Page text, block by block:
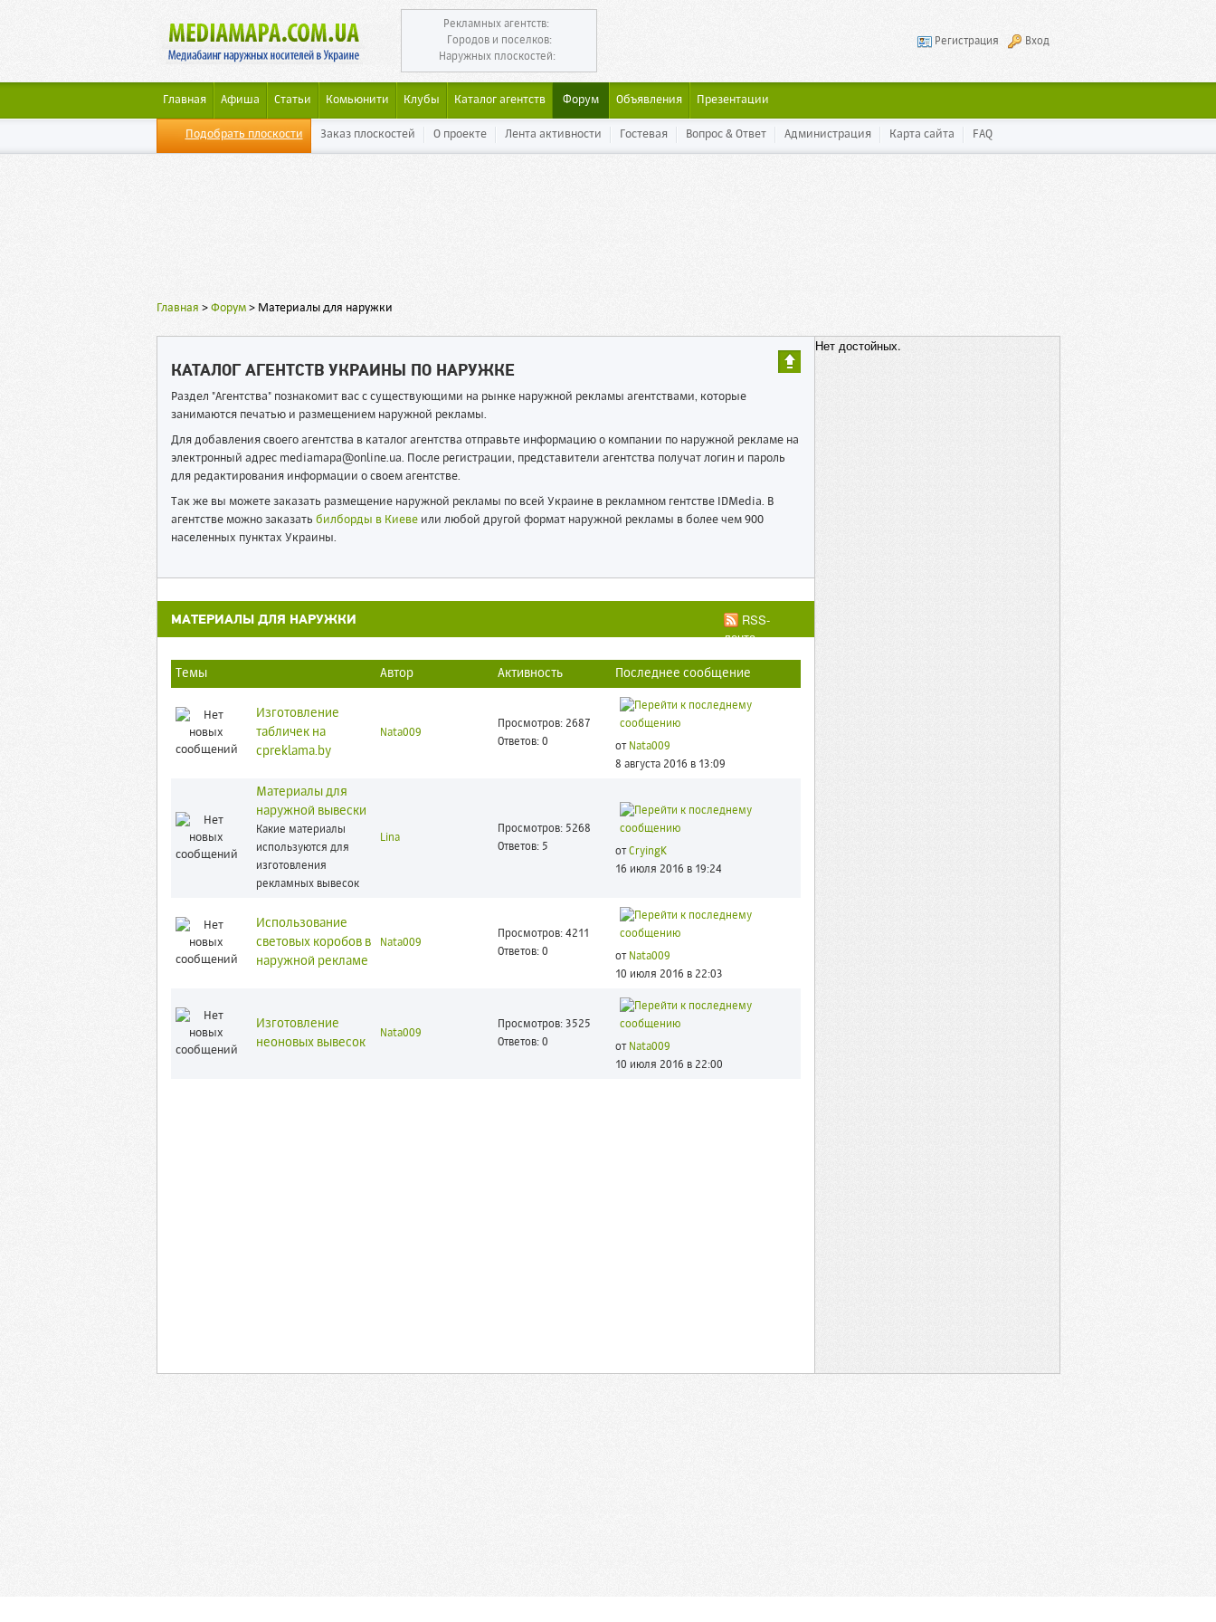
Рекламных агентств:
Городов и поселков:
Наружных плоскостей:
Регистрация Вход
Главная Афиша Статьи Комьюнити Клубы Каталог агентств Форум Объявления Презентации
Подобрать плоскости Заказ плоскостей О проекте Лента активности Гостевая Вопрос & Ответ Администрация Карта сайта FAQ
Главная > Форум> Материалы для наружки
КАТАЛОГ АГЕНТСТВ УКРАИНЫ ПО НАРУЖКЕ
Раздел "Агентства" познакомит вас с существующими на рынке наружной рекламы агентствами, которые
занимаются печатью и размещением наружной рекламы.
Для добавления своего агентства в каталог агентства отправьте информацию о компании по наружной рекламе на
электронный адрес mediamapa@online.ua. После регистрации, представители агентства получат логин и пароль
для редактирования информации о своем агентстве.
Так же вы можете заказать размещение наружной рекламы по всей Украине в рекламном гентстве IDMedia. В
агентстве можно заказать билборды в Киевеили любой другой формат наружной рекламы в более чем 900
населенных пунктах Украины.
МАТЕРИАЛЫ ДЛЯ НАРУЖКИ
RSS-
лента
Темы Автор Активность Последнее сообщение
Изготовление
табличек на
cpreklama.by
Nata009
Просмотров: 2687
Ответов: 0
от Nata009
8 августа 2016 в 13:09
Материалы для
наружной вывески
Какие материалы
используются для
изготовления
рекламных вывесок
Lina
Просмотров: 5268
Ответов: 5
отCryingK
16 июля 2016 в 19:24
Использование
световых коробов в
наружной рекламе
Nata009
Просмотров: 4211
Ответов: 0
от Nata009
10 июля 2016 в 22:03
Изготовление
неоновых вывесок
Nata009
Просмотров: 3525
Ответов: 0
от Nata009
10 июля 2016 в 22:00
Нет достойных.